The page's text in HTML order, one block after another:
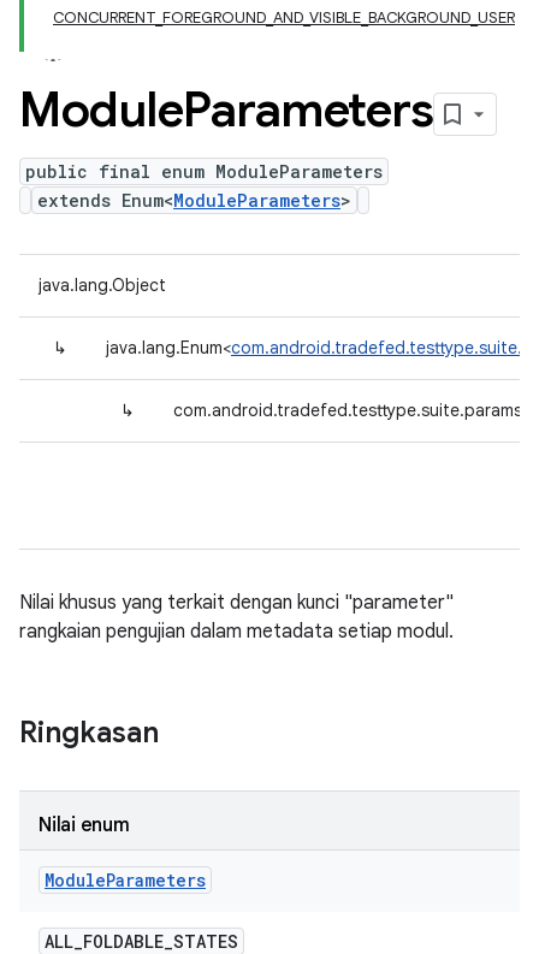
CONCURRENT_FOREGROUND_AND_VISIBLE_BACKGROUND_USER
ModuleParameters
public final enum ModuleParameters
extends Enum<ModuleParameters>
java.lang.Object
↳ java.lang.Enum<
↳
Nilai khusus yang terkait dengan kunci "parameter"
rangkaian pengujian dalam metadata setiap modul.
Ringkasan
Nilai enum
ModuleParameters
ALL_FOLDABLE_STATES